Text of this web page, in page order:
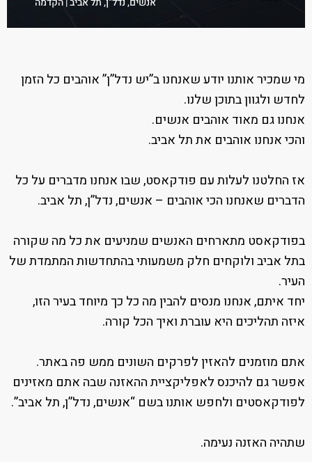
מה חשוב לדעת לפני קניית דירה בתל אביב? |
עם אביב לוי35:47
איך הגרפיטי משנה את פניה של תל אביב? | פרק
למה דרום תל אביב היא המקום המעניין ביותר
להשקעות נדל"ן בעיר? | פרק 8 עם משה אקילוב
32:12
למה כדאי לקנות דירה דווקא בצפון תל אביב,
והאם זה בכלל אפשרי? | פרק 9 עם אבי ביסון32:33
מי שמכיר אותנו יודע שאנחנו ב”יש נדל”ן” אוהבים כל הזמן
לחדש ולגוון בתוכן שלנו.
אנחנו גם מאוד אוהבים אנשים.
והכי אנחנו אוהבים את תל אביב.
אז החלטנו לעלות עם פודקאסט, שבו אנחנו מדברים על כל
הדברים שאנחנו הכי אוהבים – אנשים, נדל”ן, תל אביב.
בפודקאסט מתארחים האנשים שמניעים את כל מה שקורה
בתל אביב ולוקחים חלק משמעותי בהתחדשות המתמדת של
העיר.
יחד איתם, אנחנו מנסים להבין מה כל כך מיוחד בעיר הזו,
איזה תהליכים היא עוברת ואיך הכל קורה.
אתם מוזמנים להאזין לפרקים השונים ממש פה באתר.
אפשר גם להיכנס לאפליקציית ההאזנה שבה אתם מאזינים
לפודקאסטים ולחפש אותנו בשם “אנשים, נדל”ן, תל אביב”.
שתהיה האזנה נעימה.